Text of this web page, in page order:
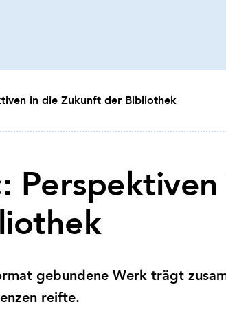
in die Zukunft der Bibliothek
gebundene Werk trägt
reifte.